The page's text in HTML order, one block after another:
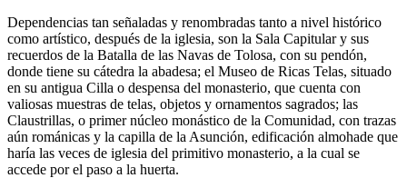
Dependencias tan señaladas y renombradas tanto a nivel histórico
como artístico, después de la iglesia, son la Sala Capitular y sus
recuerdos de la Batalla de las Navas de Tolosa, con su pendón,
donde tiene su cátedra la abadesa; el Museo de Ricas Telas, situado
en su antigua Cilla o despensa del monasterio, que cuenta con
valiosas muestras de telas, objetos y ornamentos sagrados; las
Claustrillas, o primer núcleo monástico de la Comunidad, con trazas
aún románicas y la capilla de la Asunción, edificación almohade que
haría las veces de iglesia del primitivo monasterio, a la cual se
accede por el paso a la huerta.